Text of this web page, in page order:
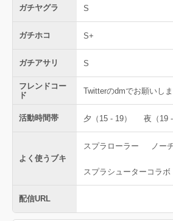
ガチヤグラ S
ガチホコ S+
ガチアサリ S
フレンドコー
ド
Twitterのdmでお願いし
活動時間帯 夕（15 - 19） 夜（19 -
よく使うブキ
スプラローラー ノー
スプラシューターコラボ
配信URL